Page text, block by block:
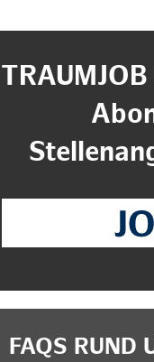
FAQS RUND